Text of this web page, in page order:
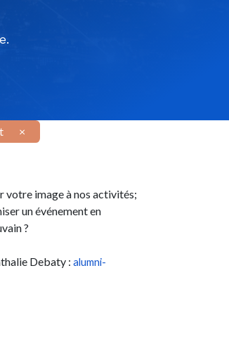
×
votre image à nos activités;
un événement en
?
Debaty : alumni-